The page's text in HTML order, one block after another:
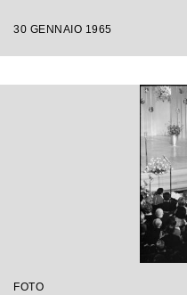
30 GENNAIO 1965
FOTO